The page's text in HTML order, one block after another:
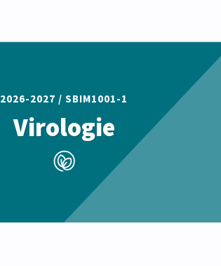
2026-2027 / SBIM1001-1
Virologie